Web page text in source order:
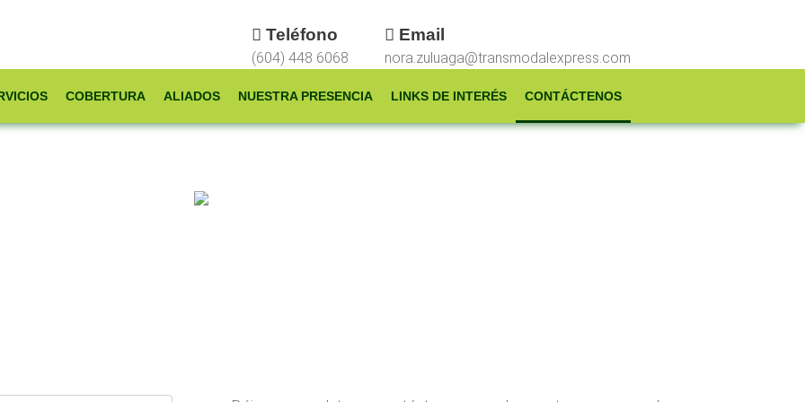
Teléfono
(604) 448 6068
Email
nora.zuluaga@transmodalexpress.com
COBERTURA ALIADOS NUESTRA PRESENCIA LINKS DE INTERÉS CONTÁCTENOS